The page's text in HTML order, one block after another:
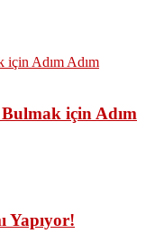
için Adım
Yapıyor!